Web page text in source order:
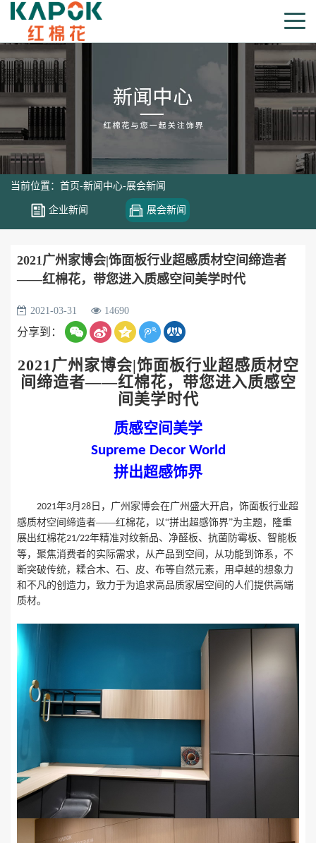
当前位置： 首页-新闻中心-展会新闻
企业新闻 展会新闻
2021广州家博会|饰面板行业超感质材空间缔造者
——红棉花，带您进入质感空间美学时代
2021-03-31 14690
分享到：
2021广州家博会|饰面板行业超感质材空
间缔造者——红棉花，带您进入质感空
间美学时代
质感空间美学
Supreme Decor World
拼出超感饰界
2021年3月28 日，广州家博会在广州盛大开启，饰面板行业超
感质材空间缔造者——红棉花，以“拼出超感饰界”为主题，隆重
展出红棉花21/22年精准对纹新品、净醛板、抗菌防霉板、智能板
等，聚焦消费者的实际需求，从产品到空间，从功能到饰系，不
断突破传统，糅合木、石、皮、布等自然元素，用卓越的想象力
和不凡的创造力，致力于为追求高品质家居空间的人们提供高端
质材。